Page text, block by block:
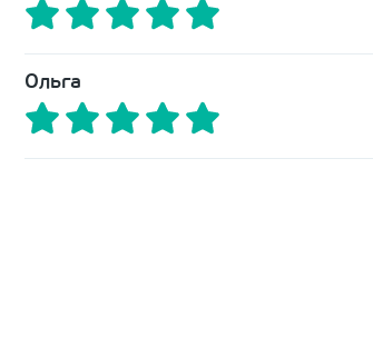
Ольга